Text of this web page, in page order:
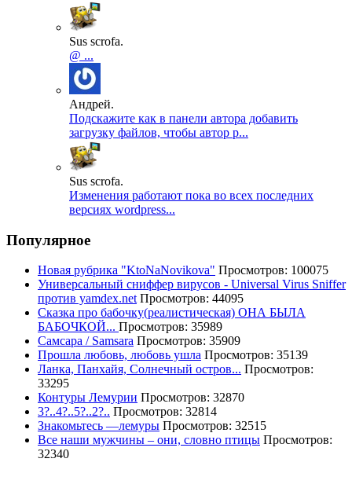
Sus scrofa.
@ ...
Андрей.
Подскажите как в панели автора добавить
загрузку файлов, чтобы автор р...
Sus scrofa.
Изменения работают пока во всех последних
версиях wordpress...
Популярное
Новая рубрика "KtoNaNovikova" Просмотров: 100075
Универсальный сниффер вирусов - Universal Virus Sniffer
против yamdex.net Просмотров: 44095
Сказка про бабочку(реалистическая) ОНА БЫЛА
БАБОЧКОЙ... Просмотров: 35989
Самсара / Samsara Просмотров: 35909
Прошла любовь, любовь ушла Просмотров: 35139
Ланка, Панхайя, Солнечный остров... Просмотров:
33295
Контуры Лемурии Просмотров: 32870
3?..4?..5?..2?.. Просмотров: 32814
Знакомьтесь —лемуры Просмотров: 32515
Все наши мужчины – они, словно птицы Просмотров:
32340